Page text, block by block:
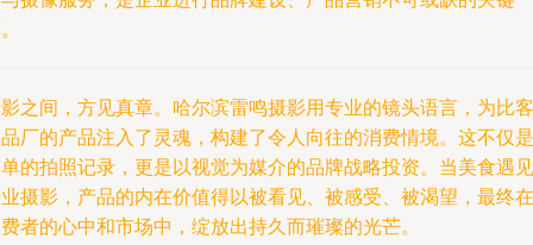
之间，方见真章。哈尔滨雷鸣摄影用专业的镜头语言，为比客
厂的产品注入了灵魂，构建了令人向往的消费情境。这不仅是
的拍照记录，更是以视觉为媒介的品牌战略投资。当美食遇见
摄影，产品的内在价值得以被看见、被感受、被渴望，最终在
者的心中和市场中，绽放出持久而璀璨的光芒。